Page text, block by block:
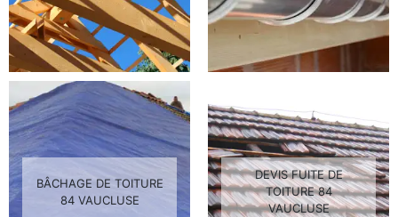
BÂCHAGE DE TOITURE
84 VAUCLUSE
DEVIS FUITE DE
TOITURE 84
VAUCLUSE